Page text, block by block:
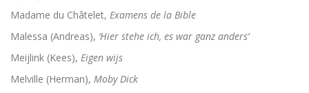
Madame du Châtelet, Examens de la Bible
Malessa (Andreas), ‘Hier stehe ich, es war ganz anders’
Meijlink (Kees), Eigen wijs
Melville (Herman), Moby Dick